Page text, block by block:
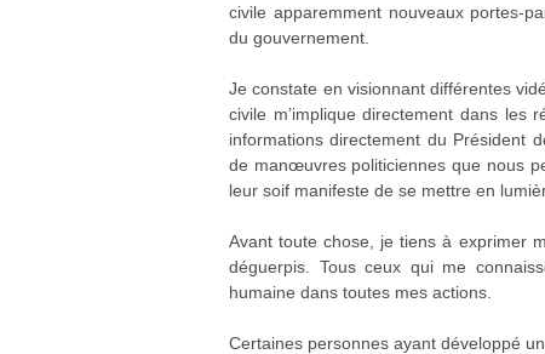
civile apparemment nouveaux portes-
du gouvernement.
Je constate en visionnant différentes
civile m’implique directement dans les
informations directement du Président
de manœuvres politiciennes que nous
leur soif manifeste de se mettre en
Avant toute chose, je tiens à exprimer
déguerpis. Tous ceux qui me
humaine dans toutes mes actions.
Certaines personnes ayant développé